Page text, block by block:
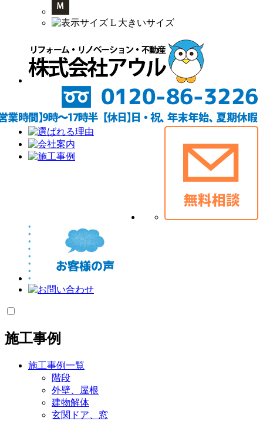
施工事例
施工事例一覧
階段
外壁、屋根
建物解体
玄関ドア、窓